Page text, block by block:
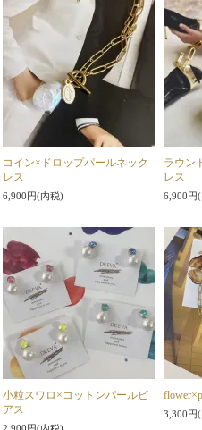
コイン×ドロップパールネック
レス
6,900円(内税)
ラウン
レス
6,900円
小粒スワロ×コットンパールピ
アス
3,300円